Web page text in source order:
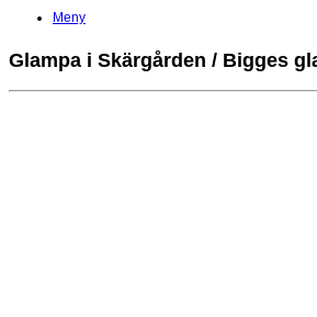
Meny
Glampa i Skärgården / Bigges